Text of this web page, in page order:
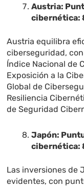
Austria:
cibernética:
Austria equilibra
ciberseguridad,
Índice Nacional de
Exposición a la
Global de
Resiliencia
de Seguridad
Japón:
cibernética:
Las inversiones de
evidentes, con